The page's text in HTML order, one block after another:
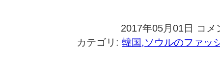
2017年05月01日
韓
旅
コメ
カテゴリ: 韓国,ソウルのファッ